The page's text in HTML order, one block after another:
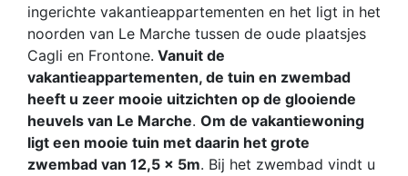
ingerichte vakantieappartementen en het ligt in het
noorden van Le Marche tussen de oude plaatsjes
Cagli en Frontone. Vanuit de
vakantieappartementen, de tuin en zwembad
heeft u zeer mooie uitzichten op de glooiende
heuvels van Le Marche. Om de vakantiewoning
ligt een mooie tuin met daarin het grote
zwembad van 12,5 x 5m. Bij het zwembad vindt u